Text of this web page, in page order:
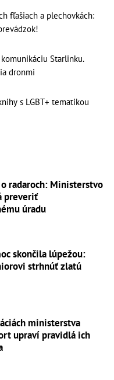
fľašiach a plechovkách:
Starlinku.
dronmi
s LGBT+ tematikou
radaroch: Ministerstvo
preveriť
úradu
skončila lúpežou:
strhnúť zlatú
ministerstva
upraví pravidlá ich